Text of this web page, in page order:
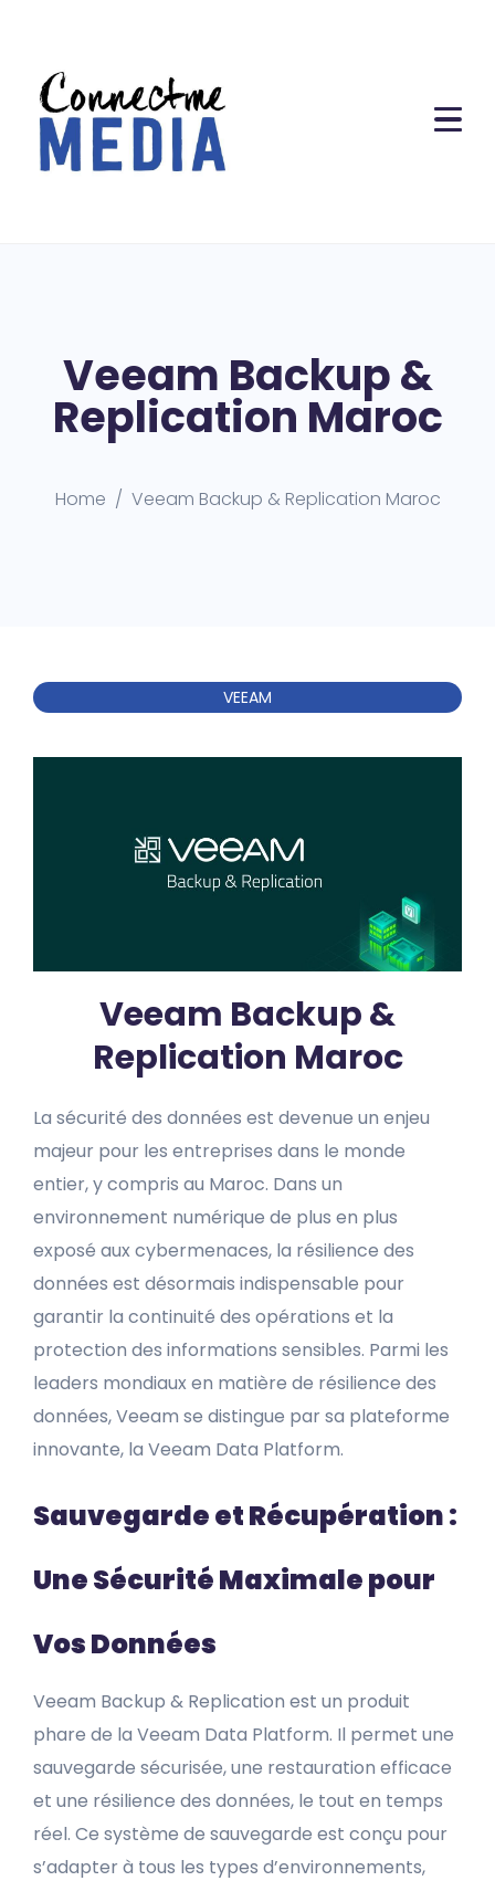
Veeam Backup &
Replication Maroc​
Home Veeam Backup & Replication Maroc​
VEEAM
Veeam Backup &
Replication Maroc​
La sécurité des données est devenue un enjeu
majeur pour les entreprises dans le monde
entier, y compris au Maroc. Dans un
environnement numérique de plus en plus
exposé aux cybermenaces, la résilience des
données est désormais indispensable pour
garantir la continuité des opérations et la
protection des informations sensibles. Parmi les
leaders mondiaux en matière de résilience des
données, Veeam se distingue par sa plateforme
innovante, la Veeam Data Platform.
Sauvegarde et Récupération :
Une Sécurité Maximale pour
Vos Données
Veeam Backup & Replication est un produit
phare de la Veeam Data Platform. Il permet une
sauvegarde sécurisée, une restauration efficace
et une résilience des données, le tout en temps
réel. Ce système de sauvegarde est conçu pour
s’adapter à tous les types d’environnements,